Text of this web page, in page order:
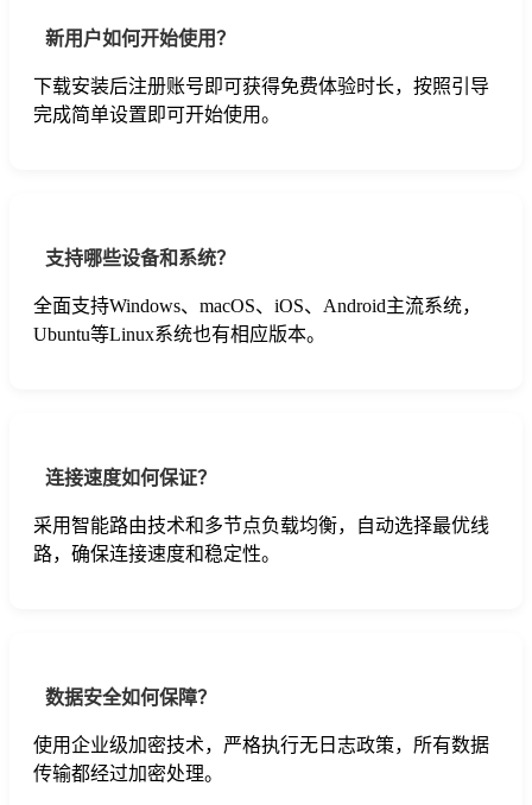
新用户如何开始使用？
下载安装后注册账号即可获得免费体验时长，按照引导
完成简单设置即可开始使用。
支持哪些设备和系统？
全面支持Windows、macOS、iOS、Android主流系统，
Ubuntu等Linux系统也有相应版本。
连接速度如何保证？
采用智能路由技术和多节点负载均衡，自动选择最优线
路，确保连接速度和稳定性。
数据安全如何保障？
使用企业级加密技术，严格执行无日志政策，所有数据
传输都经过加密处理。